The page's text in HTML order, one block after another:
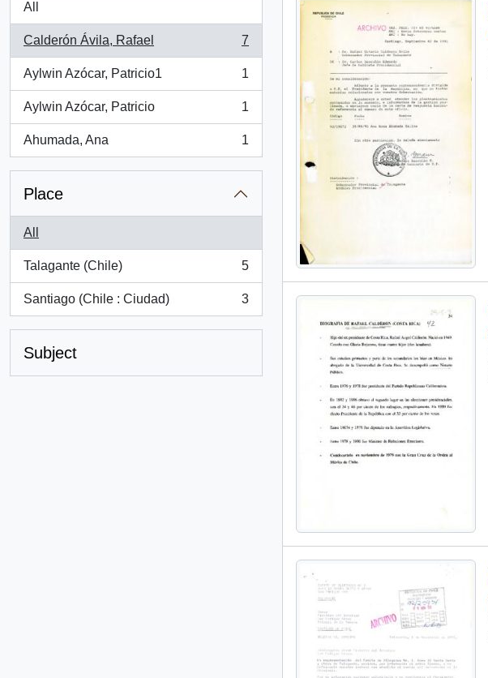
All
Calderón Ávila, Rafael
, 7 results
7
Aylwin Azócar, Patricio1
, 1 results
1
Aylwin Azócar, Patricio
, 1 results
1
Ahumada, Ana
, 1 results
1
Place
All
Talagante (Chile)
, 5 results
5
Santiago (Chile : Ciudad)
, 3 results
3
Subject